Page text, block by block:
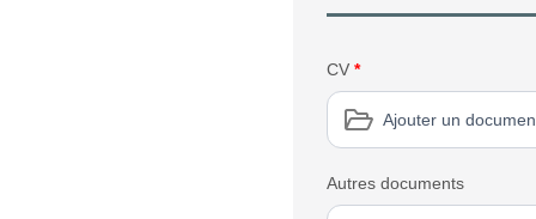
CV *
Ajouter un
Autres documents